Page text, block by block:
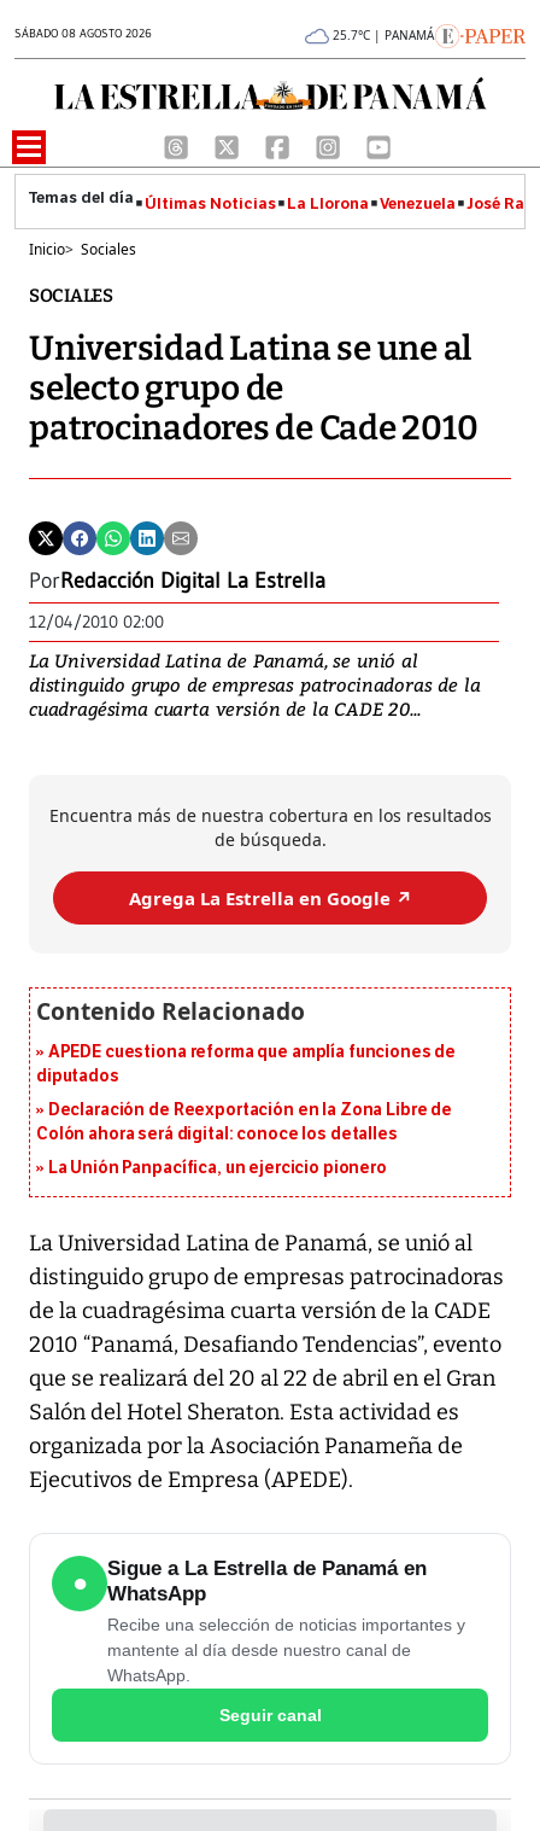
SÁBADO 08 AGOSTO 2026 25.7°C | PANAMÁ
Últimas Noticias La Llorona Venezuela José
Inicio> Sociales
SOCIALES
Universidad Latina se une al
selecto grupo de
patrocinadores de Cade 2010
PorRedacción Digital La Estrella
12/04/2010 02:00
La Universidad Latina de Panamá, se unió al
distinguido grupo de empresas patrocinadoras de la
cuadragésima cuarta versión de la CADE 20...
Encuentra más de nuestra cobertura en los resultados
de búsqueda.
Agrega La Estrella en Google ↗️
APEDE cuestiona reforma que amplía funciones de
diputados
Declaración de Reexportación en la Zona Libre de
Colón ahora será digital: conoce los detalles
La Unión Panpacífica, un ejercicio pionero
La Universidad Latina de Panamá, se unió al
distinguido grupo de empresas patrocinadoras
de la cuadragésima cuarta versión de la CADE
2010 “Panamá, Desafiando Tendencias”, evento
que se realizará del 20 al 22 de abril en el Gran
Salón del Hotel Sheraton. Esta actividad es
organizada por la Asociación Panameña de
Ejecutivos de Empresa (APEDE).
●
Sigue a La Estrella de Panamá en
WhatsApp
Recibe una selección de noticias importantes y
mantente al día desde nuestro canal de
WhatsApp.
Seguir canal